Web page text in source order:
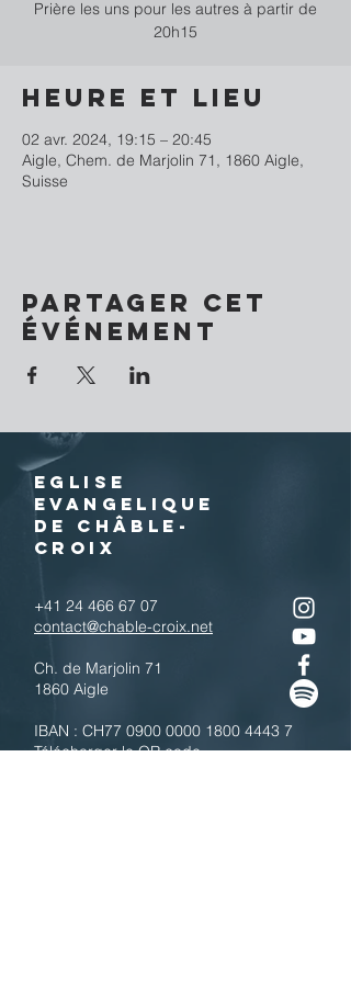
Prière les uns pour les autres à partir de
20h15
Heure et lieu
02 avr. 2024, 19:15 – 20:45
Aigle, Chem. de Marjolin 71, 1860 Aigle,
Suisse
Partager cet
événement
EGLISE
EVANGELIQUE
DE CHÂBLE-
CROIX
+41 24 466 67 07
contact@chable-croix.net
Ch. de Marjolin 71
1860 Aigle
IBAN : CH77 0900 0000 1800 4443 7
Télécharger le QR code